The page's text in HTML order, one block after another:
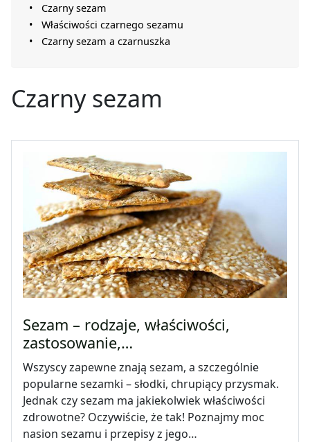
Czarny sezam
Właściwości czarnego sezamu
Czarny sezam a czarnuszka
Czarny sezam
Sezam – rodzaje, właściwości,
zastosowanie,…
Wszyscy zapewne znają sezam, a szczególnie
popularne sezamki – słodki, chrupiący przysmak.
Jednak czy sezam ma jakiekolwiek właściwości
zdrowotne? Oczywiście, że tak! Poznajmy moc
nasion sezamu i przepisy z jego…